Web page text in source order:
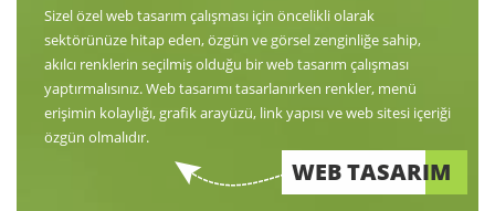
Sizel özel web tasarım çalışması için öncelikli olarak
sektörünüze hitap eden, özgün ve görsel zenginliğe sahip,
akılcı renklerin seçilmiş olduğu bir web tasarım çalışması
yaptırmalısınız. Web tasarımı tasarlanırken renkler, menü
erişimin kolaylığı, grafik arayüzü, link yapısı ve web sitesi içeriği
özgün olmalıdır.
WEB TASARIM